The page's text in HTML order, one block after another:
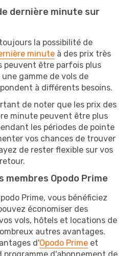
dernière minute sur
la possibilité de
minute à des prix très
peuvent être parfois plus
gamme de vols de
à différents besoins.
de noter que les prix des
minute peuvent être plus
les périodes de pointe
vos chances de trouver
de rester flexible sur vos
membres Opodo Prime
Prime, vous bénéficiez
économiser des
vols, hôtels et locations de
autres avantages.
d'Opodo Prime et